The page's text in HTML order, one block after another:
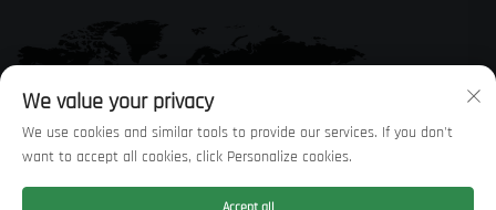
We value your privacy
We use cookies and similar tools to provide our services. If you don't
want to accept all cookies, click Personalize cookies.